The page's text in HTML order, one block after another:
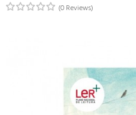
(0 Reviews)